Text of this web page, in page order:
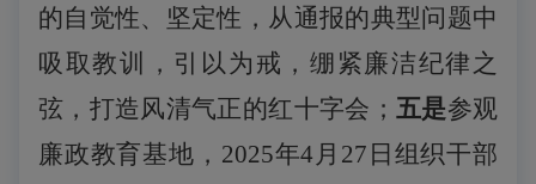
的自觉性、坚定性，从通报的典型问题中
吸取教训，引以为戒，绷紧廉洁纪律之
弦，打造风清气正的红十字会； 五是参观
廉政教育基地， 2025年4月27日组织干部